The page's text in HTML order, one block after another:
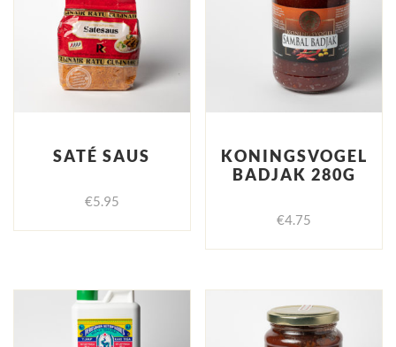
SATÉ SAUS
€5.95
KONINGSVOGEL
BADJAK 280G
€4.75